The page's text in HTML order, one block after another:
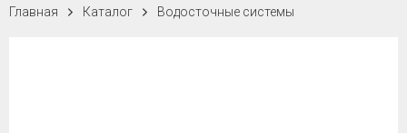
Главная Каталог Водосточные системы